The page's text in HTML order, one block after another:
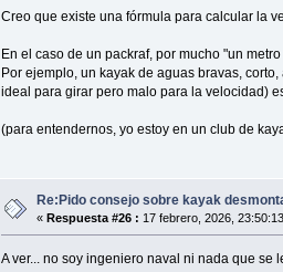
Creo que existe una fórmula para calcular la
En el caso de un packraf, por mucho "un
Por ejemplo, un kayak de aguas bravas,
ideal para girar pero malo para la velocidad)
(para entendernos, yo estoy en un club de
Re:Pido consejo sobre kayak
« Respuesta #26 : 17 febrero, 2026,
A ver... no soy ingeniero naval ni nada que se